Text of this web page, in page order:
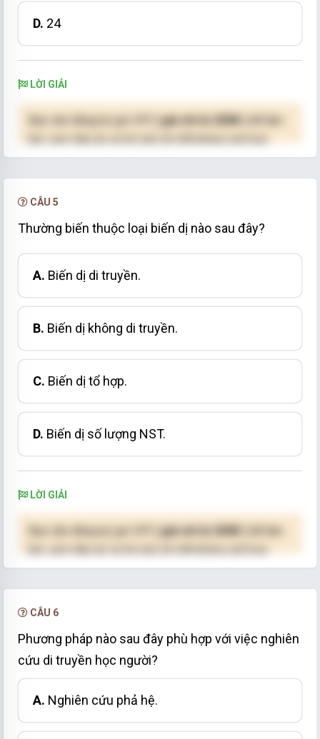
D. 24
LỜI GIẢI
( giá chỉ từ 250K )
bài, xem đáp án và lời giải chi tiết không giới hạn.
CÂU 5
Thường biến thuộc loại biến dị nào sau đây?
A. Biến dị di truyền.
B. Biến dị không di truyền.
C. Biến dị tổ hợp.
D. Biến dị số lượng NST.
LỜI GIẢI
( giá chỉ từ 250K )
bài, xem đáp án và lời giải chi tiết không giới hạn.
CÂU 6
Phương pháp nào sau đây phù hợp với việc nghiên
cứu di truyền học người?
A. Nghiên cứu phả hệ.